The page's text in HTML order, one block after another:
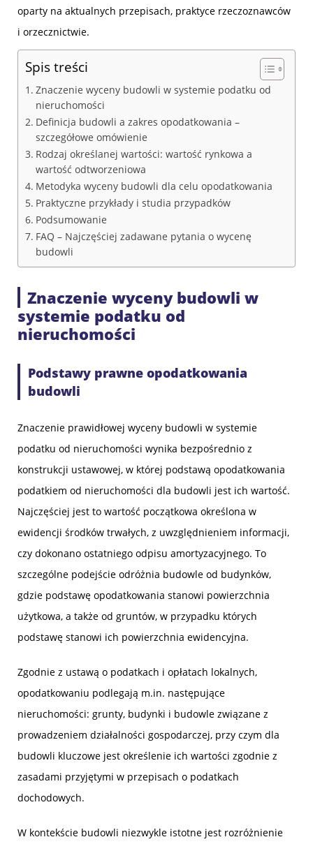
oparty na aktualnych przepisach, praktyce rzeczoznawców
i orzecznictwie.
Spis treści
Znaczenie wyceny budowli w systemie podatku od
nieruchomości
Definicja budowli a zakres opodatkowania –
szczegółowe omówienie
Rodzaj określanej wartości: wartość rynkowa a
wartość odtworzeniowa
Metodyka wyceny budowli dla celu opodatkowania
Praktyczne przykłady i studia przypadków
Podsumowanie
FAQ – Najczęściej zadawane pytania o wycenę
budowli
Znaczenie wyceny budowli w
systemie podatku od
nieruchomości
Podstawy prawne opodatkowania
budowli
Znaczenie prawidłowej wyceny budowli w systemie
podatku od nieruchomości wynika bezpośrednio z
konstrukcji ustawowej, w której podstawą opodatkowania
podatkiem od nieruchomości dla budowli jest ich wartość.
Najczęściej jest to wartość początkowa określona w
ewidencji środków trwałych, z uwzględnieniem informacji,
czy dokonano ostatniego odpisu amortyzacyjnego. To
szczególne podejście odróżnia budowle od budynków,
gdzie podstawę opodatkowania stanowi powierzchnia
użytkowa, a także od gruntów, w przypadku których
podstawę stanowi ich powierzchnia ewidencyjna.
Zgodnie z ustawą o podatkach i opłatach lokalnych,
opodatkowaniu podlegają m.in. następujące
nieruchomości: grunty, budynki i budowle związane z
prowadzeniem działalności gospodarczej, przy czym dla
budowli kluczowe jest określenie ich wartości zgodnie z
zasadami przyjętymi w przepisach o podatkach
dochodowych.
W kontekście budowli niezwykle istotne jest rozróżnienie